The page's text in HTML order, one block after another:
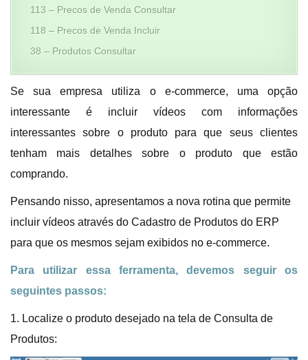
113 – Precos de Venda Consultar
118 – Precos de Venda Incluir
38 – Produtos Consultar
Se sua empresa utiliza o e-commerce, uma opção
interessante é incluir vídeos com informações
interessantes sobre o produto para que seus clientes
tenham mais detalhes sobre o produto que estão
comprando.
Pensando nisso, apresentamos a nova rotina que permite
incluir vídeos através do Cadastro de Produtos do ERP
para que os mesmos sejam exibidos no e-commerce.
Para utilizar essa ferramenta, devemos seguir os
seguintes passos:
1. Localize o produto desejado na tela de Consulta de
Produtos: